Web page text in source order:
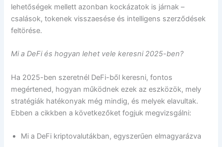
lehetőségek mellett azonban kockázatok is járnak –
csalások, tokenek visszaesése és intelligens szerződések
feltörése.
Mi a DeFi és hogyan lehet vele keresni 2025-ben?
Ha 2025-ben szeretnél DeFi-ből keresni, fontos
megértened, hogyan működnek ezek az eszközök, mely
stratégiák hatékonyak még mindig, és melyek elavultak.
Ebben a cikkben a következőket fogjuk megvizsgálni:
Mi a DeFi kriptovalutákban, egyszerűen elmagyarázva